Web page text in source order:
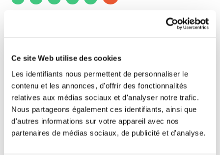
Ce site Web utilise des cookies
Les identifiants nous permettent de personnaliser le
contenu et les annonces, d'offrir des fonctionnalités
relatives aux médias sociaux et d'analyser notre trafic.
Nous partageons également ces identifiants, ainsi que
d'autres informations sur votre appareil avec nos
partenaires de médias sociaux, de publicité et d'analyse.
10 - Learn french: Find the word - Word of 5
letters)
Hint: Verbe
R P E A Y